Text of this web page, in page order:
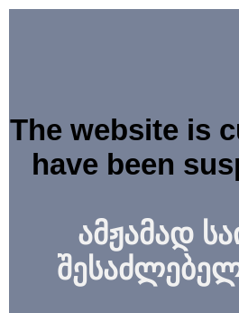
The website is
have been
ამჟამად